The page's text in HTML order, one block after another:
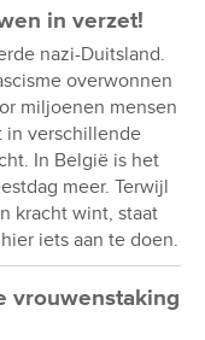
in verzet!
nazi-Duitsland.
overwonnen
miljoenen mensen
in verschillende
In België is het
meer. Terwijl
kracht wint, staat
iets aan te doen.
vrouwenstaking